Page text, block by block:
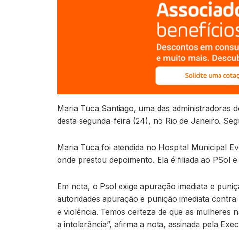
Maria Tuca Santiago, uma das
desta segunda-feira (24), no Rio de Janeiro.
Maria Tuca foi atendida no Hospital Municipal
onde prestou depoimento. Ela é filiada ao PSol
Em nota, o Psol exige apuração imediata e
autoridades apuração e punição imediata
e violência. Temos certeza de que as mulheres
a intolerância”, afirma a nota, assinada pela